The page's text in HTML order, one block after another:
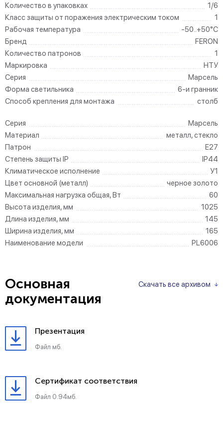
Количество в упаковках
1/6
Класс защиты от поражения электрическим током
1
Рабочая температура
-50..+50°C
Бренд
FERON
Количество патронов
1
Маркировка
НТУ
Серия
Марсель
Форма светильника
6-и гранник
Способ крепления для монтажа
столб
Серия
Марсель
Материал
металл, стекло
Патрон
E27
Степень защиты IP
IP44
Климатическое исполнение
У1
Цвет основной (металл)
черное золото
Максимальная нагрузка общая, Вт
60
Высота изделия, мм
1025
Длина изделия, мм
145
Ширина изделия, мм
165
Наименование модели
PL6006
Скачать все архивом
Основная
документация
Презентация
Файл мб.
Сертификат соответствия
Файл 0.94мб.